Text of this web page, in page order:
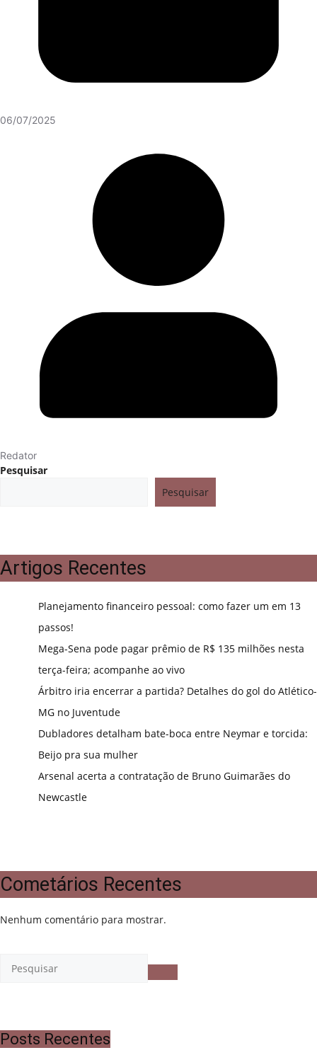
06/07/2025
Redator
Pesquisar
Pesquisar
Artigos Recentes
Planejamento financeiro pessoal: como fazer um em 13
passos!
Mega-Sena pode pagar prêmio de R$ 135 milhões nesta
terça-feira; acompanhe ao vivo
Árbitro iria encerrar a partida? Detalhes do gol do Atlético-
MG no Juventude
Dubladores detalham bate-boca entre Neymar e torcida:
Beijo pra sua mulher
Arsenal acerta a contratação de Bruno Guimarães do
Newcastle
Cometários Recentes
Nenhum comentário para mostrar.
Posts Recentes